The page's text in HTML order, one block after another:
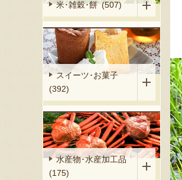
米･雑穀･餅 (507)
スイーツ･お菓子
(392)
水産物･水産加工品
(175)